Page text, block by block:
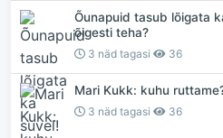
Õunapuid tasub lõigata
õigesti teha?
3 näd tagasi 36
Mari Kukk: kuhu
3 näd tagasi 36